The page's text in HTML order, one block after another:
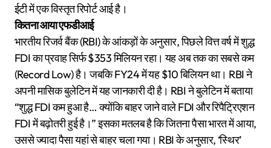
ईटी में एक विस्तृत रिपोर्ट आई है।
कितना आया एफडीआई
भारतीय रिजर्व बैंक (RBI) के आंकड़ों के अनुसार, पिछले वित्त वर्ष में शुद्ध
FDI का प्रवाह सिर्फ $353 मिलियन रहा। यह अब तक का सबसे कम
(Record Low) है। जबकि FY24 में यह $10 बिलियन था। RBI ने
अपनी मासिक बुलेटिन में यह जानकारी दी है। RBI ने बुलेटिन में बताया
“शुद्ध FDI कम हुआ है… क्योंकि बाहर जाने वाले FDI और रिपैट्रिएशन
FDI में बढ़ोतरी हुई है।” इसका मतलब है कि जितना पैसा भारत में आया,
उससे ज्यादा पैसा यहां से बाहर चला गया। RBI के अनुसार, ‘स्थिर’